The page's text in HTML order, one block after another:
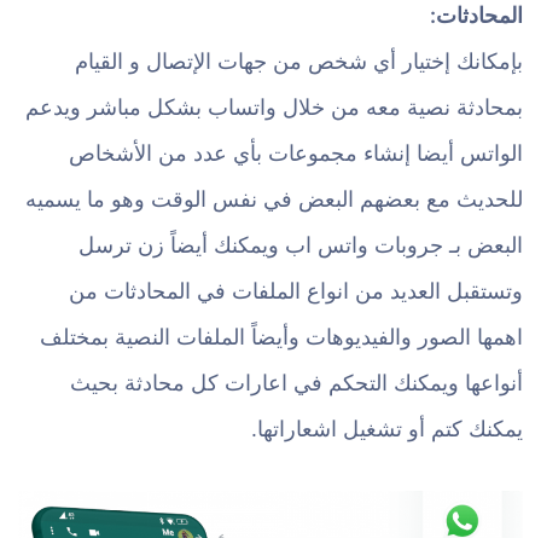
المحادثات:
بإمكانك إختيار أي شخص من جهات الإتصال و القيام
بمحادثة نصية معه من خلال واتساب بشكل مباشر ويدعم
الواتس أيضا إنشاء مجموعات بأي عدد من الأشخاص
للحديث مع بعضهم البعض في نفس الوقت وهو ما يسميه
البعض بـ جروبات واتس اب ويمكنك أيضاً زن ترسل
وتستقبل العديد من انواع الملفات في المحادثات من
اهمها الصور والفيديوهات وأيضاً الملفات النصية بمختلف
أنواعها ويمكنك التحكم في اعارات كل محادثة بحيث
يمكنك كتم أو تشغيل اشعاراتها.